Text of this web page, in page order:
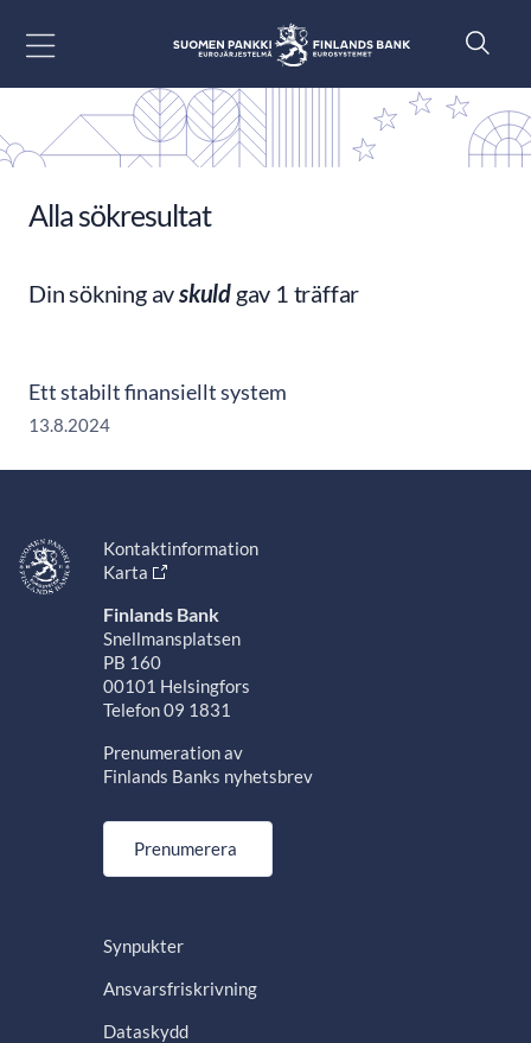
Alla sökresultat
Din sökning avskuld gav 1 träffar
Ett stabilt finansiellt system
13.8.2024
Kontaktinformation
Karta
Finlands Bank
Snellmansplatsen
PB 160
00101 Helsingfors
Telefon 09 1831
Prenumeration av
Finlands Banks nyhetsbrev
Prenumerera
Synpukter
Ansvarsfriskrivning
Dataskydd